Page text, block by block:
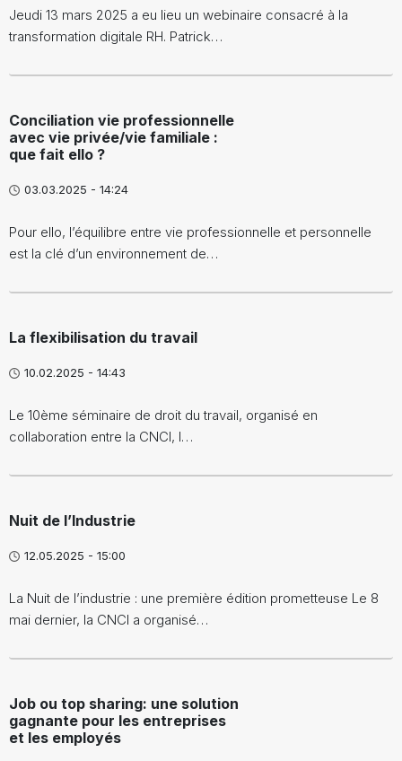
Jeudi 13 mars 2025 a eu lieu un webinaire consacré à la
transformation digitale RH. Patrick…
Conciliation vie professionnelle
avec vie privée/vie familiale :
que fait ello ?
03.03.2025 - 14:24
Pour ello, l’équilibre entre vie professionnelle et personnelle
est la clé d’un environnement de…
La flexibilisation du travail
10.02.2025 - 14:43
Le 10ème séminaire de droit du travail, organisé en
collaboration entre la CNCI, l…
Nuit de l’Industrie
12.05.2025 - 15:00
La Nuit de l’industrie : une première édition prometteuse Le 8
mai dernier, la CNCI a organisé…
Job ou top sharing: une solution
gagnante pour les entreprises
et les employés